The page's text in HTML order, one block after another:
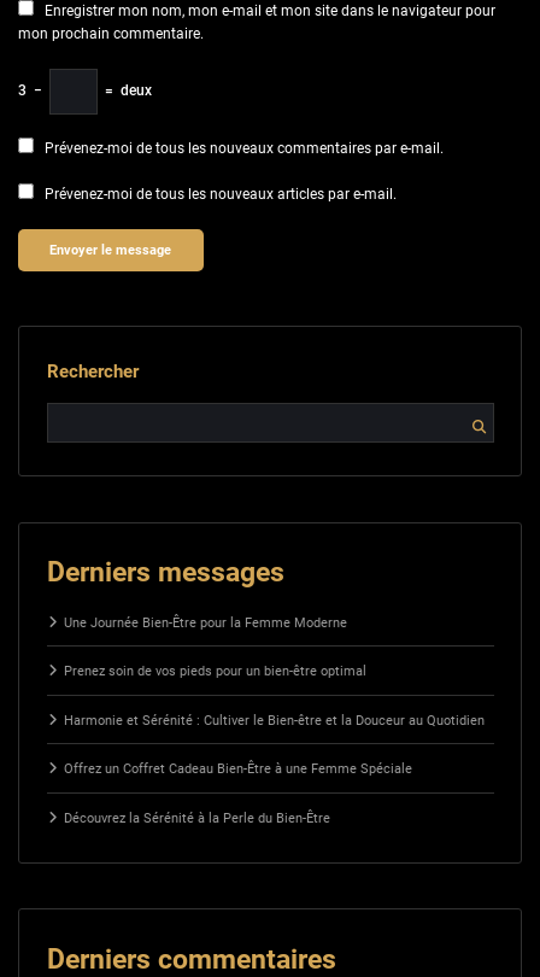
Enregistrer mon nom, mon e-mail et mon site dans le navigateur pour
mon prochain commentaire.
3 − = deux
Prévenez-moi de tous les nouveaux commentaires par e-mail.
Prévenez-moi de tous les nouveaux articles par e-mail.
Rechercher
Derniers messages
Une Journée Bien-Être pour la Femme Moderne
Prenez soin de vos pieds pour un bien-être optimal
Harmonie et Sérénité : Cultiver le Bien-être et la Douceur au Quotidien
Offrez un Coffret Cadeau Bien-Être à une Femme Spéciale
Découvrez la Sérénité à la Perle du Bien-Être
Derniers commentaires